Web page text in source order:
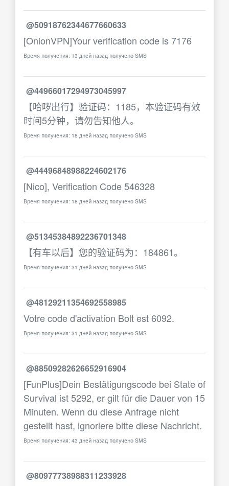
@50918762344677660633
[OnionVPN]Your verification code is 7176
Время получения: 13 дней назад получено SMS
@44966017294973045997
【哈啰出行】验证码：1185，本验证码有效
时间5分钟，请勿告知他人。
Время получения: 18 дней назад получено SMS
@44496848988224602176
[Nico], Verification Code 546328
Время получения: 18 дней назад получено SMS
@51345384892236701348
【有车以后】您的验证码为：184861。
Время получения: 31 дней назад получено SMS
@48129211354692558985
Votre code d'activation Bolt est 6092.
Время получения: 31 дней назад получено SMS
@88509282626652916904
[FunPlus]Dein Bestätigungscode bei State of
Survival ist 5292, er gilt für die Dauer von 15
Minuten. Wenn du diese Anfrage nicht
gestellt hast, ignoriere bitte diese Nachricht.
Время получения: 43 дней назад получено SMS
@80977738988311233928